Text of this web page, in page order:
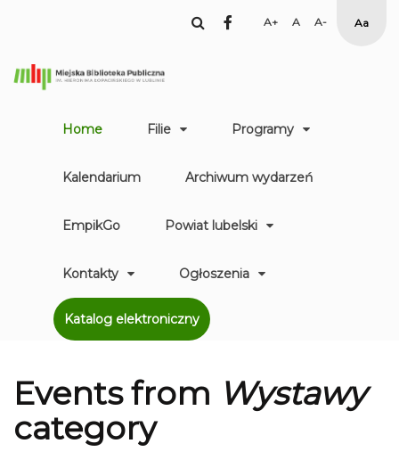
facebook
Set Set
Smaller
High
Home Filie Programy
Kalendarium Archiwum wydarzeń
EmpikGo Powiat lubelski
Kontakty Ogłoszenia
Katalog elektroniczny
Events from Wystawy
category